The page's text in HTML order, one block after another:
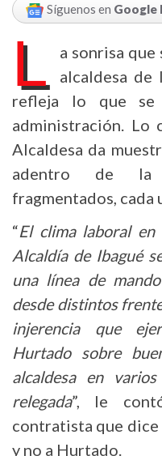
Síguenos en Google
L
a sonrisa
alcaldesa de
refleja lo que
administración. Lo
Alcaldesa da
adentro de la
fragmentados, cada
“El clima laboral en
Alcaldía de Ibagué
una línea de
desde distintos
injerencia que
Hurtado sobre
alcaldesa en
relegada”, le
contratista que dice
y no a Hurtado.